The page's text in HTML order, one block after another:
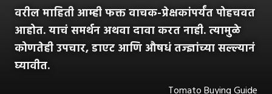
वरील माहिती आम्ही फक्त वाचक-प्रेक्षकांपर्यंत पोहचवत
आहोत. याचं समर्थन अथवा दावा करत नाही. त्यामुळे
कोणतेही उपचार, डाएट आणि औषधं तज्ज्ञांच्या सल्ल्यानं
घ्यावीत.